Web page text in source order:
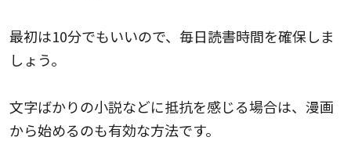
最初は10分でもいいので、毎日読書時間を確保しま
しょう。
文字ばかりの小説などに抵抗を感じる場合は、漫画
から始めるのも有効な方法です。